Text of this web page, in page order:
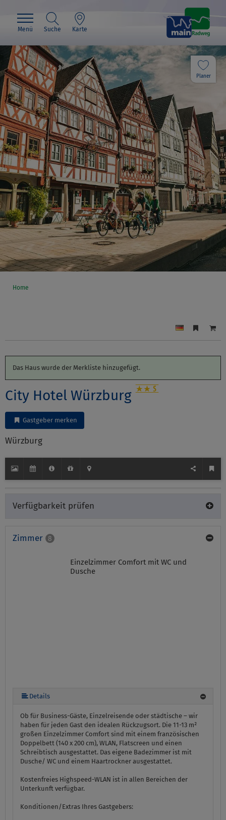
Menü Suche Karte
Planer
Home
Das Haus wurde der Merkliste hinzugefügt.
City Hotel Würzburg
Gastgeber merken
Würzburg
Verfügbarkeit prüfen
Zimmer 8
Einzelzimmer Comfort mit WC und
Dusche
Details
Ob für Business-Gäste, Einzelreisende oder städtische – wir
haben für jeden Gast den idealen Rückzugsort. Die 11-13 m²
großen Einzelzimmer Comfort sind mit einem französischen
Doppelbett (140 x 200 cm), WLAN, Flatscreen und einen
Schreibtisch ausgestattet. Das eigene Badezimmer ist mit
Dusche/ WC und einem Haartrockner ausgestattet.
Kostenfreies Highspeed-WLAN ist in allen Bereichen der
Unterkunft verfügbar.
Konditionen/Extras Ihres Gastgebers: